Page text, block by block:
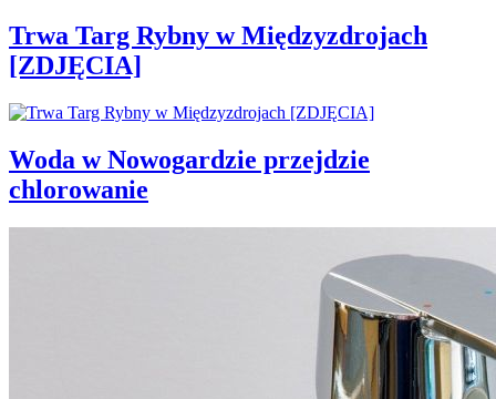
Trwa Targ Rybny w Międzyzdrojach
[ZDJĘCIA]
Woda w Nowogardzie przejdzie
chlorowanie